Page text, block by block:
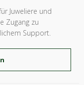
Juweliere und
Zugang zu
Support.